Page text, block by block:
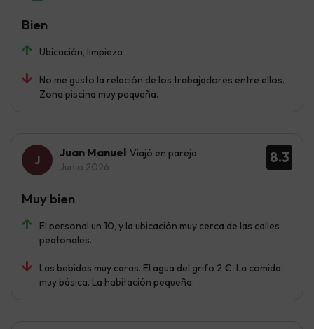
Ubicación, limpieza
No me gusto la relación de los trabajadores entre ellos.
Zona piscina muy pequeña.
Bien
8.3
Juan Manuel Viajó en pareja
Junio 2026
El personal un 10, y la ubicación muy cerca de las calles
peatonales.
Las bebidas muy caras. El agua del grifo 2 €. La comida
muy básica. La habitación pequeña.
Muy bien